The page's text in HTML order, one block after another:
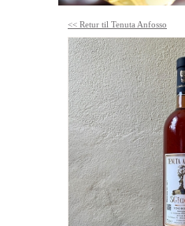
<< Retur til Tenuta Anfosso